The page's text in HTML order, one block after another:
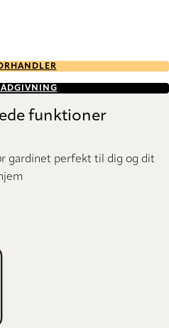
funktioner
gardinet perfekt til dig og dit